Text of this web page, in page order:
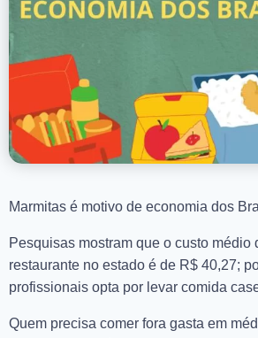
Marmitas é motivo de economia dos
Pesquisas mostram que o custo médio
restaurante no estado é de R$ 40,27;
profissionais opta por levar comida
Quem precisa comer fora gasta em